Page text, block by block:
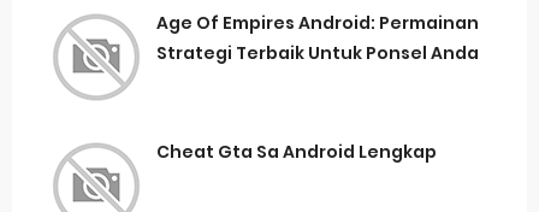
Age Of Empires Android: Permainan
Strategi Terbaik Untuk Ponsel Anda
Cheat Gta Sa Android Lengkap